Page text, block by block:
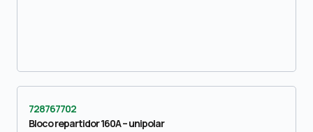
728767702
Bloco repartidor 160A – unipolar